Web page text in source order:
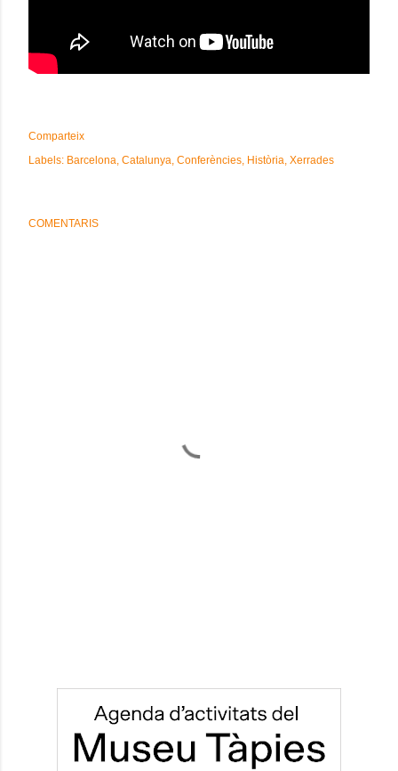
Comparteix
Labels: Barcelona Catalunya Conferències Història Xerrades
COMENTARIS